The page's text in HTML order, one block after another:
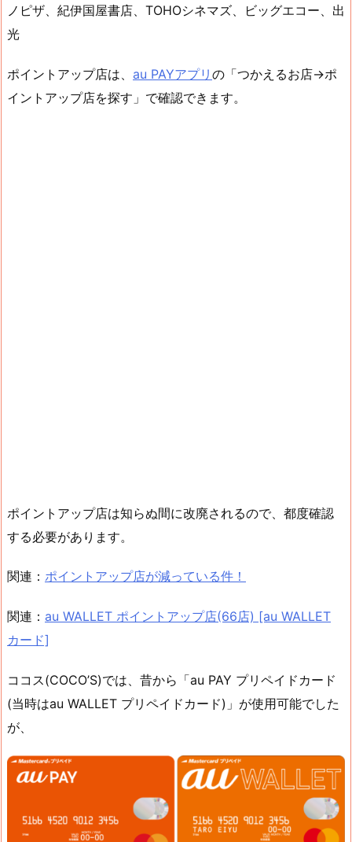
ノピザ、紀伊国屋書店、TOHOシネマズ、ビッグエコー、出
光
ポイントアップ店は、 au PAYアプリ の「つかえるお店→ポ
イントアップ店を探す」で確認できます。
ポイントアップ店は知らぬ間に改廃されるので、都度確認
する必要があります。
関連： ポイントアップ店が減っている件！
関連： au WALLET ポイントアップ店(66店) [au WALLET
カード]
ココス(COCO’S)では、昔から「au PAY プリペイドカード
(当時はau WALLET プリペイドカード)」が使用可能でした
が、